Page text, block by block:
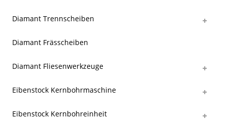
Diamant Trennscheiben
Diamant Frässcheiben
Diamant Fliesenwerkzeuge
Eibenstock Kernbohrmaschine
Eibenstock Kernbohreinheit